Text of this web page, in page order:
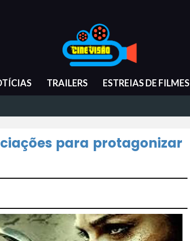
TRAILERS ESTREIAS DE FILMES
para protagonizar